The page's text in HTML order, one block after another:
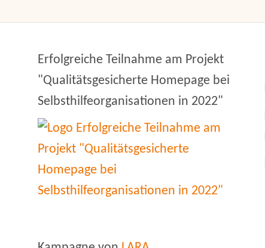
Erfolgreiche Teilnahme am Projekt
"Qualitätsgesicherte Homepage bei
Selbsthilfeorganisationen in 2022"